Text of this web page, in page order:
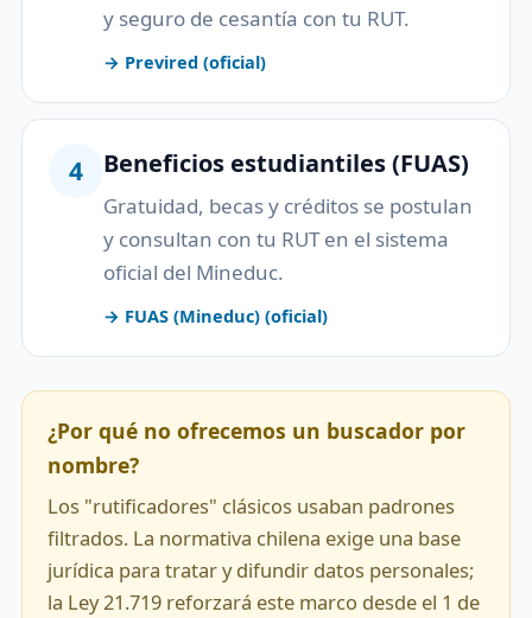
y seguro de cesantía con tu RUT.
→ Previred (oficial)
4 Beneficios estudiantiles (FUAS)
Gratuidad, becas y créditos se postulan
y consultan con tu RUT en el sistema
oficial del Mineduc.
→ FUAS (Mineduc) (oficial)
¿Por qué no ofrecemos un buscador por
nombre?
Los "rutificadores" clásicos usaban padrones
filtrados. La normativa chilena exige una base
jurídica para tratar y difundir datos personales;
la Ley 21.719 reforzará este marco desde el 1 de